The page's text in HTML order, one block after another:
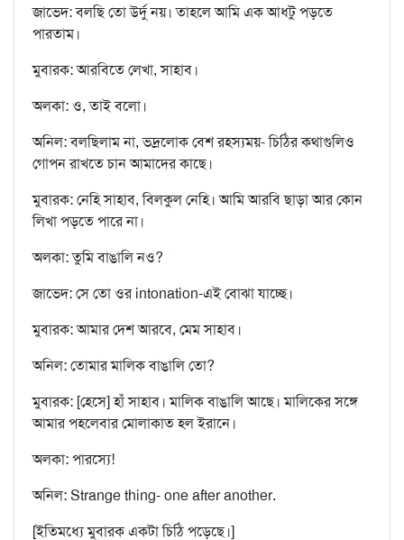
জাভেদ: বলছি তো উর্দু নয়। তাহলে আমি এক আধটু পড়তে
পারতাম।
মুবারক: আরবিতে লেখা, সাহাব।
অলকা: ও, তাই বলো।
অনিল: বলছিলাম না, ভদ্রলোক বেশ রহস্যময়- চিঠির কথাগুলিও
গোপন রাখতে চান আমাদের কাছে।
মুবারক: নেহি সাহাব, বিলকুল নেহি। আমি আরবি ছাড়া আর কোন
লিখা পড়তে পারে না।
অলকা: তুমি বাঙালি নও?
জাভেদ: সে তো ওর intonation-এই বোঝা যাচ্ছে।
মুবারক: আমার দেশ আরবে, মেম সাহাব।
অনিল: তোমার মালিক বাঙালি তো?
মুবারক: [হেসে] হাঁ সাহাব। মালিক বাঙালি আছে। মালিকের সঙ্গে
আমার পহলেবার মোলাকাত হল ইরানে।
অলকা: পারস্যে!
অনিল: Strange thing- one after another.
[ইতিমধ্যে মুবারক একটা চিঠি পড়েছে।]